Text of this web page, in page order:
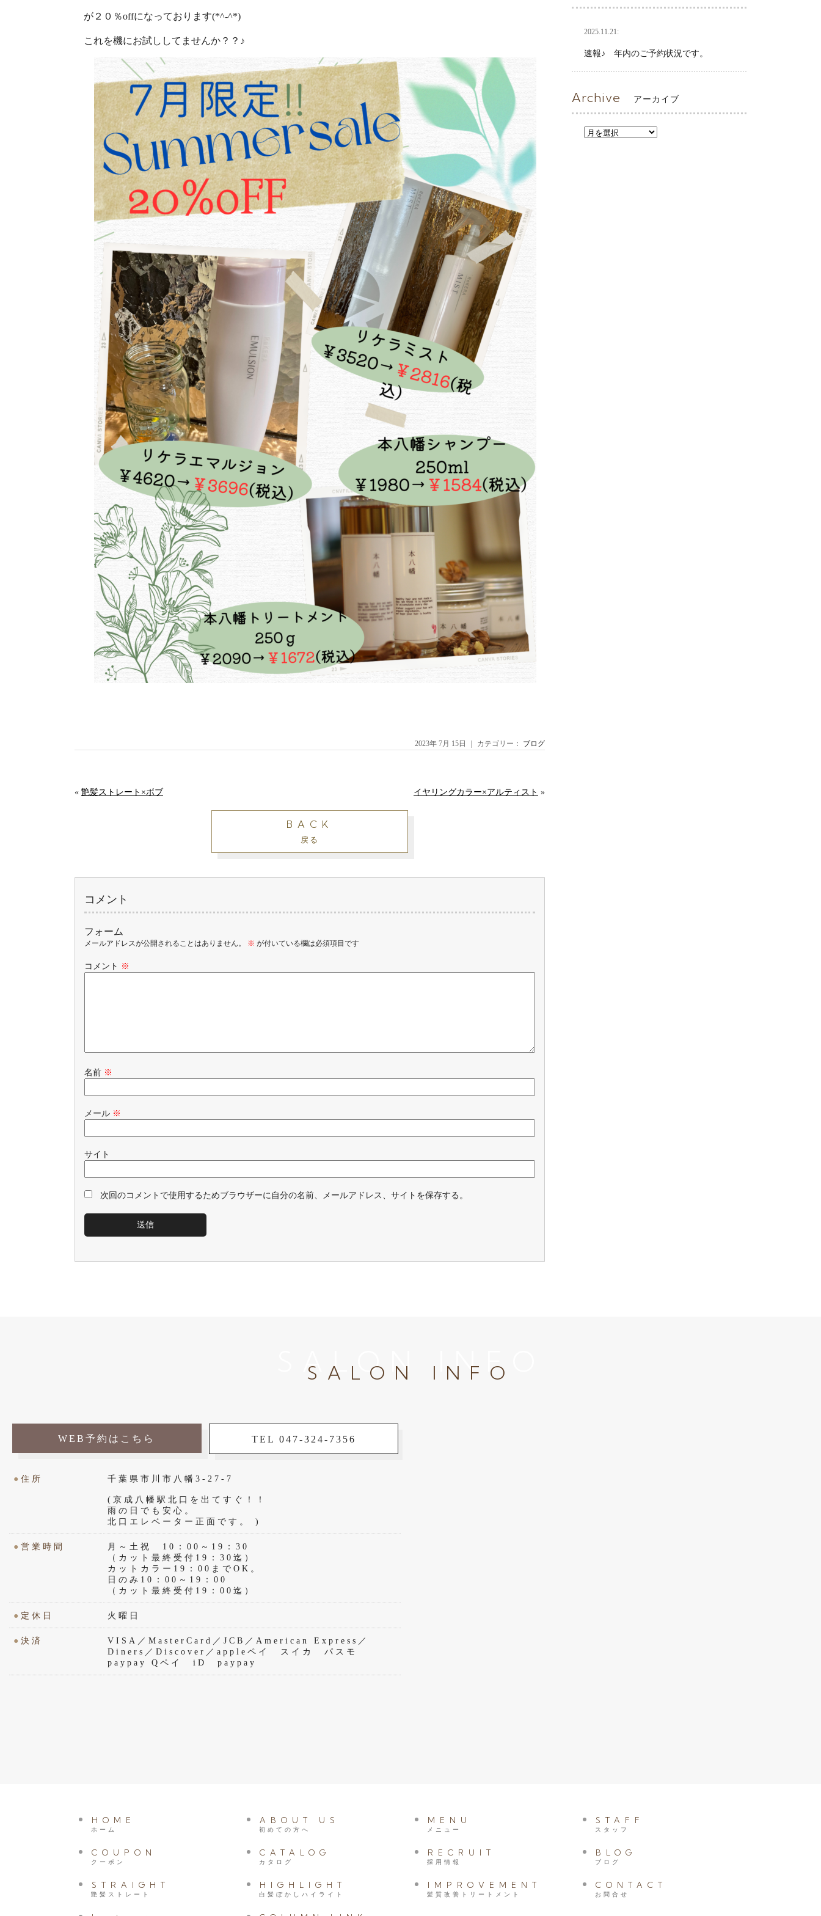
が２０％offになっております(*^-^*)
これを機にお試ししてませんか？？♪
2023年 7月 15日 ｜ カテゴリー： ブログ
« 艶髪ストレート×ボブ イヤリングカラー×アルティスト »
BACK
戻る
コメント
フォーム
メールアドレスが公開されることはありません。 ※ が付いている欄は必須項目です
コメント ※
名前 ※
メール ※
サイト
次回のコメントで使用するためブラウザーに自分の名前、メールアドレス、サイトを保存する。
2025.11.21:
速報♪ 年内のご予約状況です。
Archive アーカイブ
SALON INFO
SALON INFO
WEB予約はこちら TEL 047-324-7356
● 住所 千葉県市川市八幡3-27-7
(京成八幡駅北口を出てすぐ！！
雨の日でも安心。
北口エレベーター正面です。 )
● 営業時間
月～土祝 10：00～19：30
（カット最終受付19：30迄）
カットカラー19：00までOK。
日のみ10：00～19：00
（カット最終受付19：00迄）
● 定休日 火曜日
● 決済
VISA／MasterCard／JCB／American Express／
Diners／Discover／appleペイ スイカ パスモ
paypay Qペイ iD paypay
HOME
ホーム
ABOUT US
初めての方へ
MENU
メニュー
STAFF
スタッフ
COUPON
クーポン
CATALOG
カタログ
RECRUIT
採用情報
BLOG
ブログ
STRAIGHT
艶髪ストレート
HIGHLIGHT
白髪ぼかしハイライト
IMPROVEMENT
髪質改善トリートメント
CONTACT
お問合せ